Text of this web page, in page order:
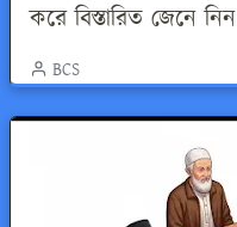
করে বিস্তারিত জেনে নিন
BCS